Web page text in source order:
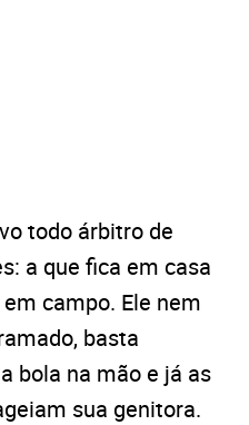
todo árbitro de
a que fica em casa
campo. Ele nem
basta
bola na mão e já as
sua genitora.